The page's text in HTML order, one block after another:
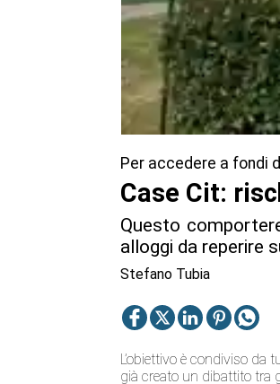
Per accedere a fondi
Case Cit:
Questo
alloggi da reperire
Stefano Tubia
L’obiettivo è condiviso da
già creato un dibattito tra